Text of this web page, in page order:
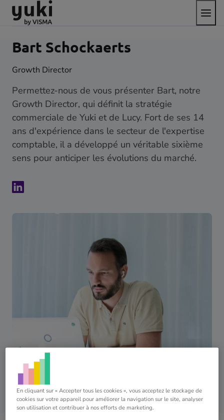
Aller
Passer
page
aller
à
page
d'accueil
le
menu
Bart Schockaerts
Growth Director
Permettez-nous de vous présenter Bart, notre
Growth Director, qui définit la stratégie
commerciale de Yuki et de Lucy. Fort de ses 14
ans d'expérience dans le secteur de l'expertise
comptable, il a développé un véritable sixième
sens pour anticiper les évolutions du marché.
Contactez
Schockaerts
En cliquant sur « Accepter tous les cookies », vous acceptez le stockage de
cookies sur votre appareil pour améliorer la navigation sur le site, analyser
son utilisation et contribuer à nos efforts de marketing.